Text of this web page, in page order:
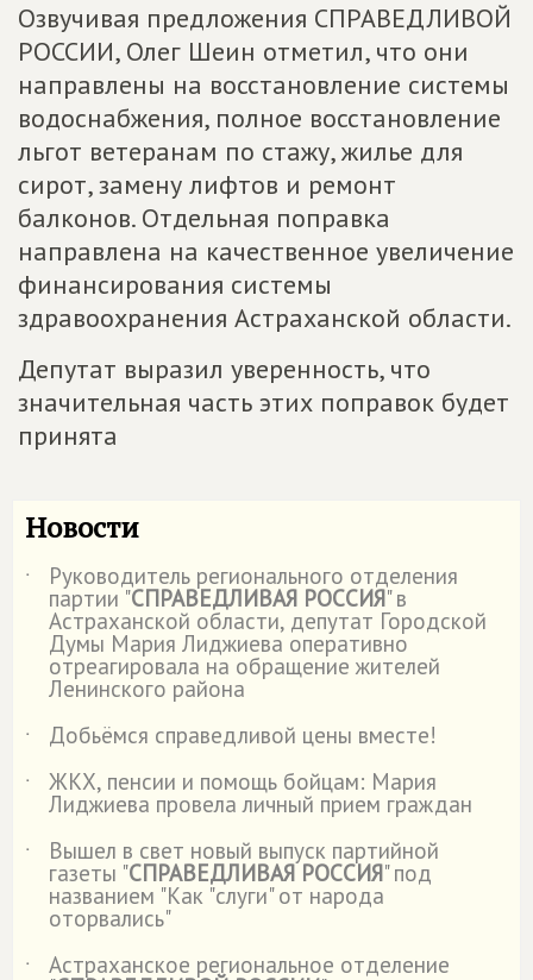
Озвучивая предложения СПРАВЕДЛИВОЙ
РОССИИ, Олег Шеин отметил, что они
направлены на восстановление системы
водоснабжения, полное восстановление
льгот ветеранам по стажу, жилье для
сирот, замену лифтов и ремонт
балконов. Отдельная поправка
направлена на качественное увеличение
финансирования системы
здравоохранения Астраханской области.
Депутат выразил уверенность, что
значительная часть этих поправок будет
принята
Новости
˙ Руководитель регионального отделения
партии "СПРАВЕДЛИВАЯ РОССИЯ" в
Астраханской области, депутат Городской
Думы Мария Лиджиева оперативно
отреагировала на обращение жителей
Ленинского района
˙
Добьёмся справедливой цены вместе!
˙
ЖКХ, пенсии и помощь бойцам: Мария
Лиджиева провела личный прием граждан
˙
Вышел в свет новый выпуск партийной
газеты "СПРАВЕДЛИВАЯ РОССИЯ" под
названием "Как "слуги" от народа
оторвались"
˙
Астраханское региональное отделение